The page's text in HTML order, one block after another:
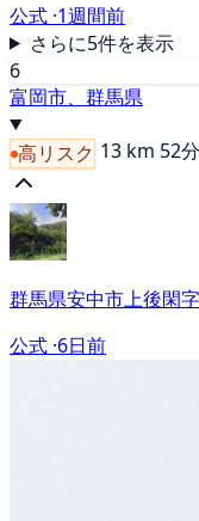
公式 ·1週間前
さらに5件を表示
6
富岡市、群馬県
高リスク 13 km 52分
群馬県安中市上後閑
公式 ·6日前